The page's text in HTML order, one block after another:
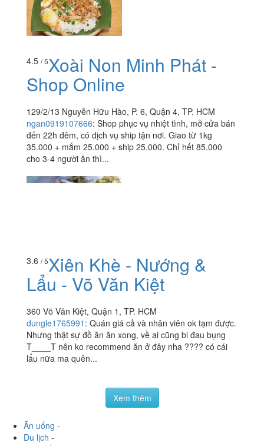
4.5 / 5Xoài Non Minh Phát -
Shop Online
129/2/13 Nguyễn Hữu Hào, P. 6, Quận 4, TP. HCM
ngan0919107666: Shop phục vụ nhiệt tình, mở cửa bán
đến 22h đêm, có dịch vụ ship tận nơi. Giao từ 1kg
35.000 + mắm 25.000 + ship 25.000. Chỉ hết 85.000
cho 3-4 người ăn thì...
3.6 / 5Xiên Khè - Nướng &
Lẩu - Võ Văn Kiệt
360 Võ Văn Kiệt, Quận 1, TP. HCM
dungle1765991 : Quán giá cả và nhân viên ok tạm được.
Nhưng thật sự đồ ăn ăn xong, về ai cũng bi đau bụng
T____T nên ko recommend ăn ở đây nha ???? có cái
lẩu nữa ma quên...